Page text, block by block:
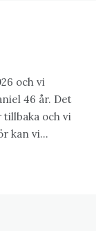
och vi
46 år. Det
tillbaka och vi
kan vi...